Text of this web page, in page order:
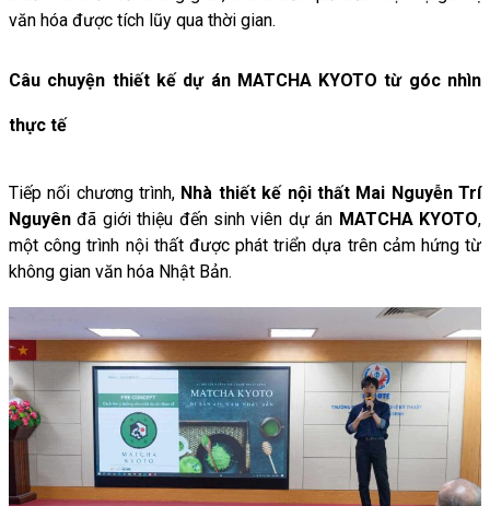
văn hóa được tích lũy qua thời gian.
Câu chuyện thiết kế dự án MATCHA KYOTO từ góc nhìn
thực tế
Tiếp nối chương trình, Nhà thiết kế nội thất Mai Nguyễn Trí
Nguyên đã giới thiệu đến sinh viên dự án MATCHA KYOTO,
một công trình nội thất được phát triển dựa trên cảm hứng từ
không gian văn hóa Nhật Bản.